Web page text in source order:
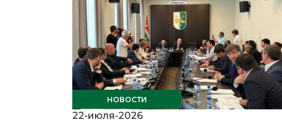
НОВОСТИ
22-июля-2026